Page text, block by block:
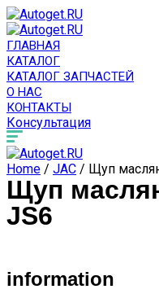
ГЛАВНАЯ
КАТАЛОГ
КАТАЛОГ ЗАПЧАСТЕЙ
О НАС
КОНТАКТЫ
Консультация
Home / JAC / Щуп
Щуп
JS6
information